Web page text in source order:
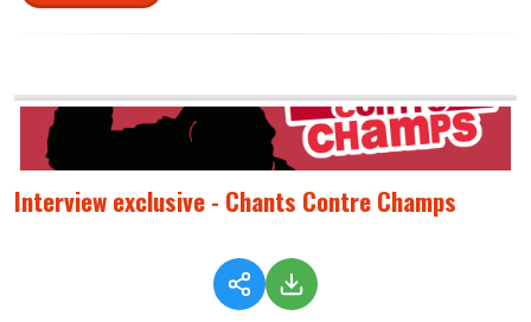
Interview exclusive - Chants Contre Champs